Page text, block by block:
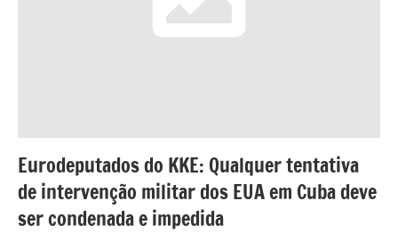
Eurodeputados do KKE: Qualquer tentativa
de intervenção militar dos EUA em Cuba deve
ser condenada e impedida